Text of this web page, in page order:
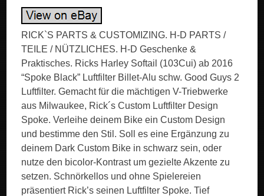
RICK`S PARTS & CUSTOMIZING. H-D PARTS /
TEILE / NÜTZLICHES. H-D Geschenke &
Praktisches. Ricks Harley Softail (103Cui) ab 2016
“Spoke Black” Luftfilter Billet-Alu schw. Good Guys 2
Luftfilter. Gemacht für die mächtigen V-Triebwerke
aus Milwaukee, Rick´s Custom Luftfilter Design
Spoke. Verleihe deinem Bike ein Custom Design
und bestimme den Stil. Soll es eine Ergänzung zu
deinem Dark Custom Bike in schwarz sein, oder
nutze den bicolor-Kontrast um gezielte Akzente zu
setzen. Schnörkellos und ohne Spielereien
präsentiert Rick’s seinen Luftfilter Spoke. Tief